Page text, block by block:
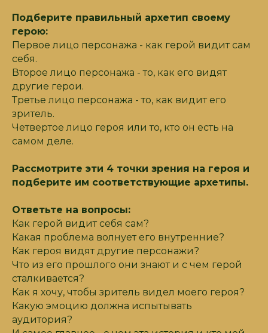
Подберите правильный архетип своему
герою:
Первое лицо персонажа - как герой видит сам
себя.
Второе лицо персонажа - то, как его видят
другие герои.
Третье лицо персонажа - то, как видит его
зритель.
Четвертое лицо героя или то, кто он есть на
самом деле.
Рассмотрите эти 4 точки зрения на героя и
подберите им соответствующие архетипы.
Ответьте на вопросы:
Как герой видит себя сам?
Какая проблема волнует его внутренние?
Как героя видят другие персонажи?
Что из его прошлого они знают и с чем герой
сталкивается?
Как я хочу, чтобы зритель видел моего героя?
Какую эмоцию должна испытывать
аудитория?DEEP GAZE
Политика конфиденциальности
Публичная оферта
Согласие на обработку
персональных данных